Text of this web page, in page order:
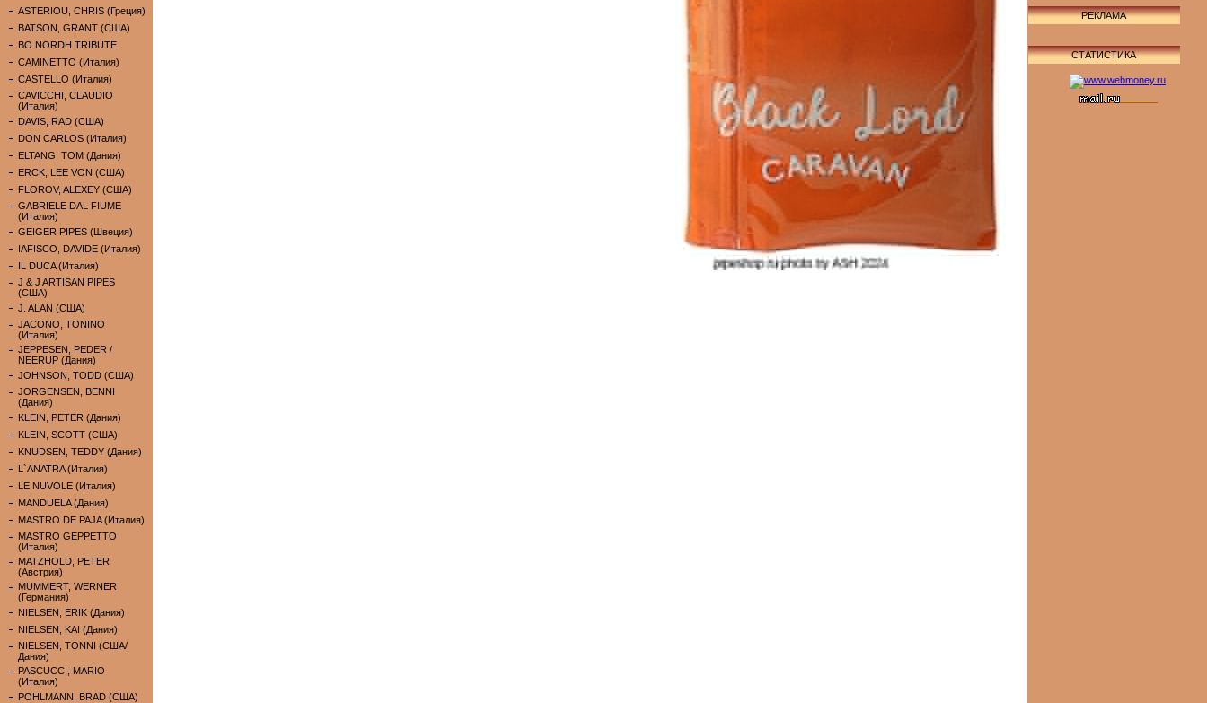
ASTERIOU, CHRIS (Греция)
BATSON, GRANT (США)
BO NORDH TRIBUTE
CAMINETTO (Италия)
CASTELLO (Италия)
CAVICCHI, CLAUDIO
(Италия)
DAVIS, RAD (США)
DON CARLOS (Италия)
ELTANG, TOM (Дания)
ERCK, LEE VON (США)
FLOROV, ALEXEY (США)
GABRIELE DAL FIUME
(Италия)
GEIGER PIPES (Швеция)
IAFISCO, DAVIDE (Италия)
IL DUCA (Италия)
J & J ARTISAN PIPES
(США)
J. ALAN (США)
JACONO, TONINO
(Италия)
JEPPESEN, PEDER /
NEERUP (Дания)
JOHNSON, TODD (США)
JORGENSEN, BENNI
(Дания)
KLEIN, PETER (Дания)
KLEIN, SCOTT (США)
KNUDSEN, TEDDY (Дания)
L`ANATRA (Италия)
LE NUVOLE (Италия)
MANDUELA (Дания)
MASTRO DE PAJA (Италия)
MASTRO GEPPETTO
(Италия)
MATZHOLD, PETER
(Австрия)
MUMMERT, WERNER
(Германия)
NIELSEN, ERIK (Дания)
NIELSEN, KAI (Дания)
NIELSEN, TONNI (США/
Дания)
PASCUCCI, MARIO
(Италия)
POHLMANN, BRAD (США)
РЕКЛАМА
СТАТИСТИКА